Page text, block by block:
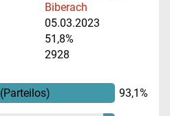
Biberach
05.03.2023
51,8%
2928
(Parteilos) 93,1%